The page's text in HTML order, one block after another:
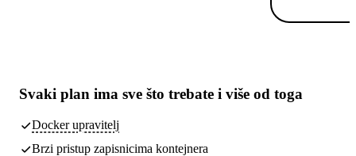
Svaki plan ima sve što trebate i više od toga
Docker upravitelj
Brzi pristup zapisnicima kontejnera